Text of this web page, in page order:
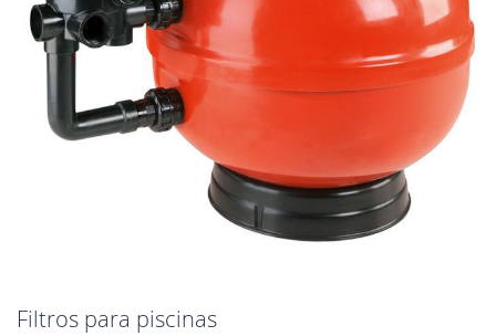
Filtros para piscinas